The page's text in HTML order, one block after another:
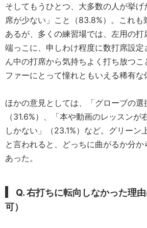
そしてもうひとつ、大多数の人が挙
席が少ない」こと（83.8%）。これも
あるが、多くの練習場では、左用の
端っこに、申しわけ程度に数打席設
ん中の打席から気持ちよく打ち放つ
ファーにとって憧れともいえる稀有な
ほかの意見としては、「グローブの選
（31.6%）、「本や動画のレッスン
しかない」（23.1%）など。グリーン
と言われると、どっちに曲がるか分か
あった。
Q. 右打ちに転向しなかった理
可）